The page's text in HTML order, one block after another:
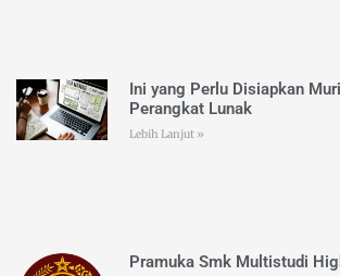
Ini yang Perlu Disiapkan
Perangkat Lunak
Lebih Lanjut »
Pramuka Smk Multistudi